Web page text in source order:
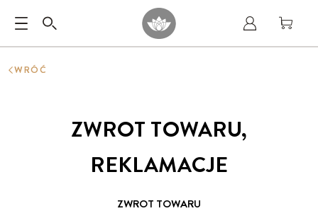
WRÓĆ
ZWROT TOWARU,
REKLAMACJE
ZWROT TOWARU